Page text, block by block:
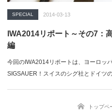
SPECIAL 2014-03-13
IWA2014リポート～その7：
編
今回のIWA2014リポートは、ヨーロッ
SIGSAUER！スイスのシグ社とドイツ
トップペ